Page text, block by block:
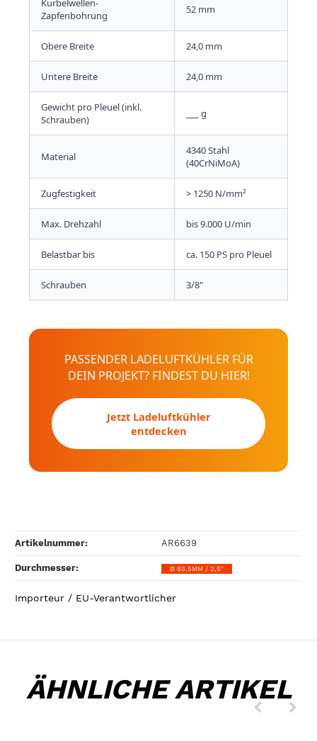
Kurbelwellen-
Zapfenbohrung
52 mm
Obere Breite 24,0 mm
Untere Breite 24,0 mm
Gewicht pro Pleuel (inkl.
Schrauben)
___ g
Material
4340 Stahl
(40CrNiMoA)
Zugfestigkeit > 1250 N/mm²
Max. Drehzahl bis 9.000 U/min
Belastbar bis ca. 150 PS pro Pleuel
Schrauben 3/8"
PASSENDER LADELUFTKÜHLER FÜR
DEIN PROJEKT? FINDEST DU HIER!
Jetzt Ladeluftkühler
entdecken
Artikelnummer: AR6639
Durchmesser‍: Ø 63,5MM / 2,5"
Importeur / EU-Verantwortlicher
ÄHNLICHE ARTIKEL